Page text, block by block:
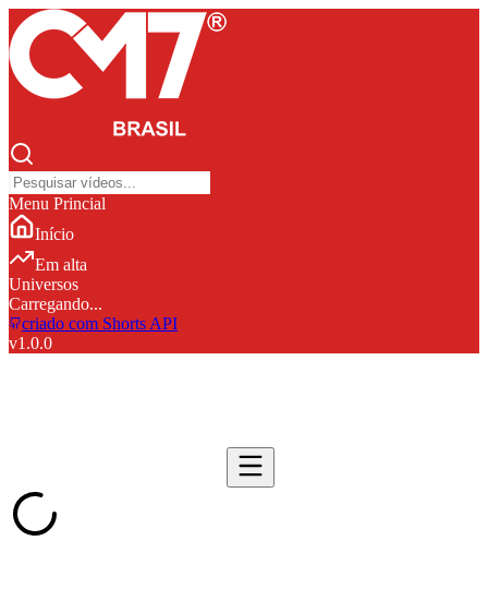
Menu Princial
Início
Em alta
Universos
Carregando...
criado com Shorts API
v1.0.0